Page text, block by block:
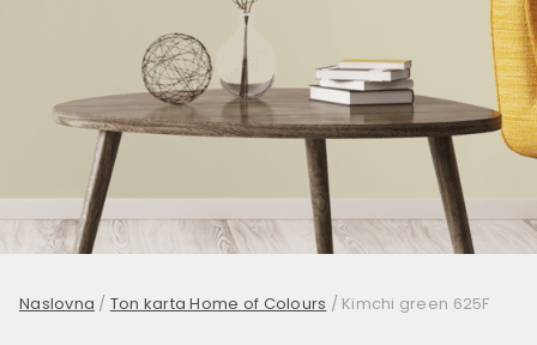
Naslovna / Ton karta Home of Colours / Kimchi green 625F